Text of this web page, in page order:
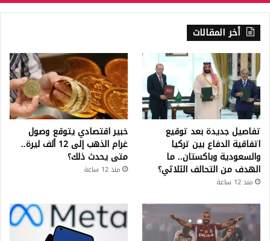
أخر المقالات
تفاصيل جديدة بعد توقيع
اتفاقية الدفاع بين تركيا
والسعودية وباكستان.. ما
الهدف من التحالف الثلاثي؟
منذ 12 ساعة
خبير اقتصادي يتوقع وصول
غرام الذهب إلى 12 ألف ليرة..
متى يحدث ذلك؟
منذ 12 ساعة